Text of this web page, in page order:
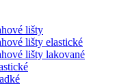
lišty
lišty elastické
lišty lakované